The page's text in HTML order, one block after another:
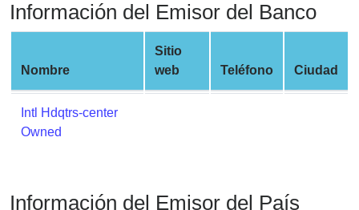
Generator
Generate
Card
from
BIN
Credit
Service
Información del Emisor del Banco
Nombre
Sitio
web
Teléfono Ciudad
Intl Hdqtrs-center
Owned
Información del Emisor del País